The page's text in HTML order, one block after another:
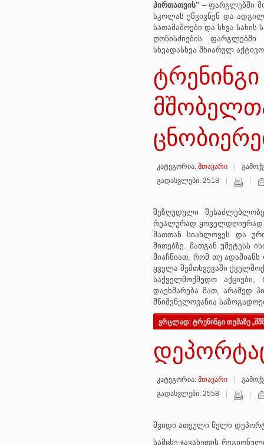
პირთათვის" – ფარგლებში
სკოლას ეწვივნენ და
სათამაშოები და სხვა სახის
ღონისძიების
სხვადასხვა მხიარულ
კატეგორია: მთავარი
გადასვლები: 2518
შეზღუდული
რეალურად ყოველდღიურად
მათთან სიახლოვეს და
მითებზე. მათგან უმეტესს
მიაჩნიათ, რომ თუ
ყველა შემთხვევაში
საქველმოქმედო
დაეხმარება მათ, არამედ
მნიშვნელოვანია
ვრცლად: ტრენინგი თემაზე
კატეგორია: მთავარი
გადასვლები: 2558
შვიდი ათეული წელი
სამცხე-ჯავახეთის